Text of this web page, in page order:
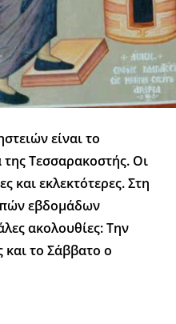
είναι το
Τεσσαρακοστής. Οι
και εκλεκτότερες. Στη
εβδομάδων
ακολουθίες: Την
το Σάββατο ο